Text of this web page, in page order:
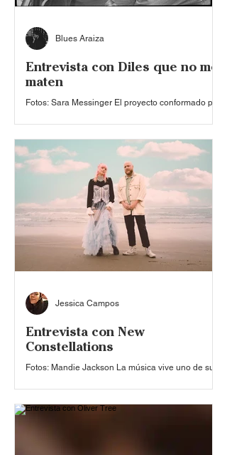
Entrevista con Diles que no me
maten
Fotos: Sara Messinger El proyecto conformado por
posicionado como uno de los referentes del
mexaground contemporáneo. La amplitud en la
paleta de sonidos al interior de Diles que no me
maten ha llevado a los capitalinos a través de jams
de experimentación, guiños krautrock, poética
metropolitana y una envidiable discografía. Desde
el EP ‘Cayó de su Gloria el Diablo’ (2019), el
Blues Araiza
Entrevista con New
Constellations
Fotos: Mandie Jackson La música vive uno de sus
conectar y posicionarse entre millones de
Jessica Campos